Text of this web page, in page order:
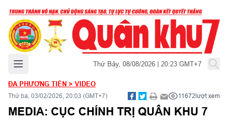
Mở menu chính Thứ Bảy, 08/08/2026 | 20:23 GMT+7
ĐA PHƯƠNG TIỆN > VIDEO
Thứ ba, 03/02/2026, 20:03 (GMT+7) 11672lượt xem
MEDIA: CỤC CHÍNH TRỊ QUÂN KHU 7